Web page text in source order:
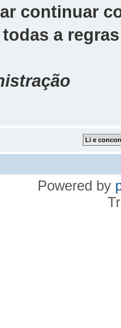
continuar
a
Powered by